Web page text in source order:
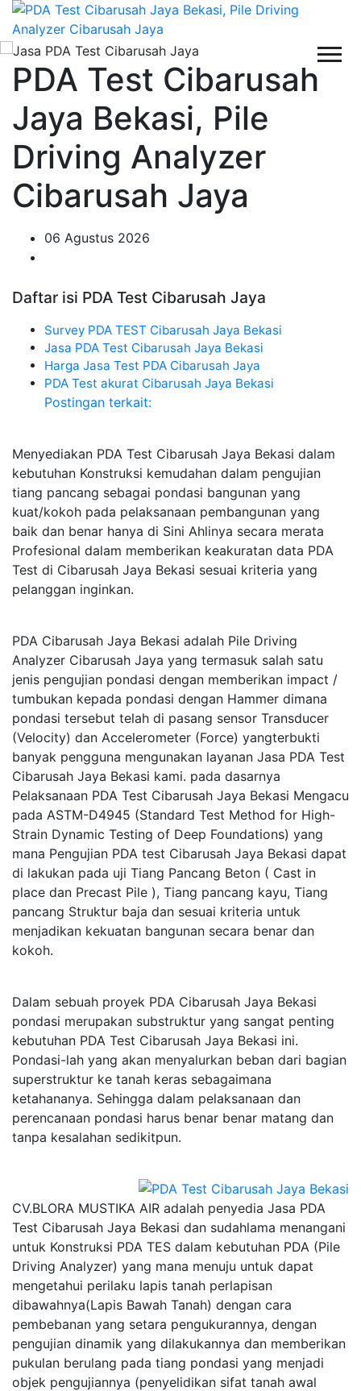
PDA Test Cibarusah
Jaya Bekasi, Pile
Driving Analyzer
Cibarusah Jaya
06 Agustus 2026
Daftar isi PDA Test Cibarusah Jaya
Survey PDA TEST Cibarusah Jaya Bekasi
Jasa PDA Test Cibarusah Jaya Bekasi
Harga Jasa Test PDA Cibarusah Jaya
PDA Test akurat Cibarusah Jaya Bekasi
Postingan terkait:
Menyediakan PDA Test Cibarusah Jaya Bekasi dalam
kebutuhan Konstruksi kemudahan dalam pengujian
tiang pancang sebagai pondasi bangunan yang
kuat/kokoh pada pelaksanaan pembangunan yang
baik dan benar hanya di Sini Ahlinya secara merata
Profesional dalam memberikan keakuratan data PDA
Test di Cibarusah Jaya Bekasi sesuai kriteria yang
pelanggan inginkan.
PDA Cibarusah Jaya Bekasi adalah Pile Driving
Analyzer Cibarusah Jaya yang termasuk salah satu
jenis pengujian pondasi dengan memberikan impact /
tumbukan kepada pondasi dengan Hammer dimana
pondasi tersebut telah di pasang sensor Transducer
(Velocity) dan Accelerometer (Force) yangterbukti
banyak pengguna mengunakan layanan Jasa PDA Test
Cibarusah Jaya Bekasi kami. pada dasarnya
Pelaksanaan PDA Test Cibarusah Jaya Bekasi Mengacu
pada ASTM-D4945 (Standard Test Method for High-
Strain Dynamic Testing of Deep Foundations) yang
mana Pengujian PDA test Cibarusah Jaya Bekasi dapat
di lakukan pada uji Tiang Pancang Beton ( Cast in
place dan Precast Pile ), Tiang pancang kayu, Tiang
pancang Struktur baja dan sesuai kriteria untuk
menjadikan kekuatan bangunan secara benar dan
kokoh.
Dalam sebuah proyek PDA Cibarusah Jaya Bekasi
pondasi merupakan substruktur yang sangat penting
kebutuhan PDA Test Cibarusah Jaya Bekasi ini.
Pondasi-lah yang akan menyalurkan beban dari bagian
superstruktur ke tanah keras sebagaimana
ketahananya. Sehingga dalam pelaksanaan dan
perencanaan pondasi harus benar benar matang dan
tanpa kesalahan sedikitpun.
CV.BLORA MUSTIKA AIR adalah penyedia Jasa PDA
Test Cibarusah Jaya Bekasi dan sudahlama menangani
untuk Konstruksi PDA TES dalam kebutuhan PDA (Pile
Driving Analyzer) yang mana menuju untuk dapat
mengetahui perilaku lapis tanah perlapisan
dibawahnya(Lapis Bawah Tanah) dengan cara
pembebanan yang setara pengukurannya, dengan
pengujian dinamik yang dilakukannya dan memberikan
pukulan berulang pada tiang pondasi yang menjadi
objek pengujiannya (penyelidikan sifat tanah awal